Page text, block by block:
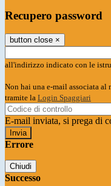
Recupero password
button close ×
all'indirizzo indicato con le
Non hai una e-mail associata al
tramite la Login Spaggiari
E-mail inviata, si prega di
Errore
Chiudi
Successo